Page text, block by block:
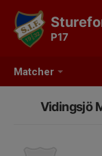
Matcher
P17
Vidingsjö